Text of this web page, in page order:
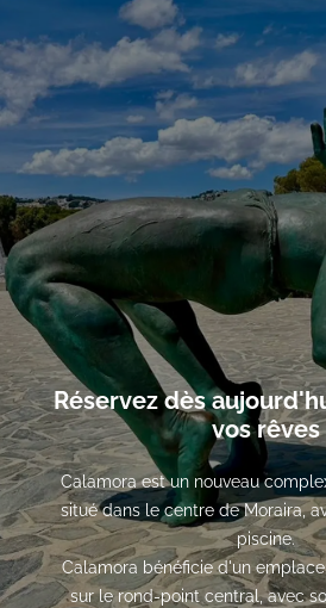
Réservez dès
vos rêves
Calamora est un nouveau
situé dans le centre de Moraira,
piscine.
Calamora bénéficie d'un
sur le rond-point central, avec